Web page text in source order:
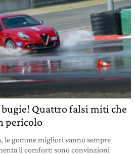
Quattro falsi miti che
pericolo
le gomme migliori vanno sempre
il comfort: sono convinzioni